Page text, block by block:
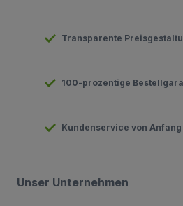
Transparente
100-prozentige
Kundenservice von Anfang
Unser Unternehmen